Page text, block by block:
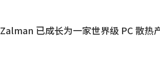
Zalman 已成长为一家世界级 PC 散热